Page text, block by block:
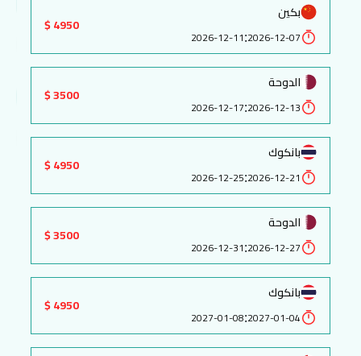
بكين
2026-12-07
:
2026-12-11
4950 $
الدوحة
2026-12-13
:
2026-12-17
3500 $
بانكوك
2026-12-21
:
2026-12-25
4950 $
الدوحة
2026-12-27
:
2026-12-31
3500 $
بانكوك
2027-01-04
:
2027-01-08
4950 $